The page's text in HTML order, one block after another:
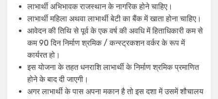
लाभार्थी अभिभावक राजस्थान के नागरिक होने चाहिए।
लाभार्थी महिला अथवा लाभार्थी बेटी का बैंक में खाता होना चाहिए।
आवेदन की तिथि से पूर्व के एक वर्ष की अवधि में हिताधिकारी कम से
कम 90 दिन निर्माण श्रमिक / कन्स्ट्रकशन वर्कर के रूप में
कार्यरत हो।
इस योजना के तहत धनराशि लाभार्थी के निर्माण श्रमिक प्रमाणित
होने के बाद दी जाएगी।
अगर लाभार्थी के पास अपना मकान है तो इस दशा में उसमें शौचालय